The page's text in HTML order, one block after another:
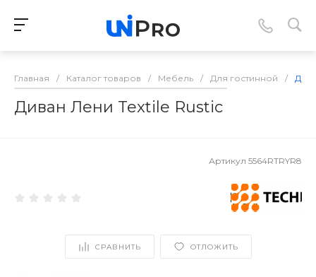
Главная / Каталог товаров / Мебель / Для гостинной /
Диван Лени Textile Rustic
Артикул 5564RTRYR8
СРАВНИТЬ ОТЛОЖИТЬ